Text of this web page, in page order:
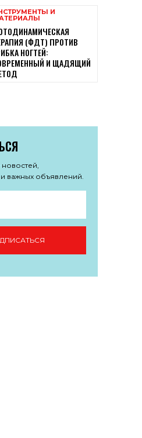
И
(ФДТ) ПРОТИВ
НОГТЕЙ:
И ЩАДЯЩИЙ
новостей,
важных объявлений.